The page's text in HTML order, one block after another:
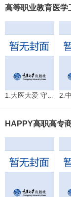
高等职业教育医学
HAPPY高职高专